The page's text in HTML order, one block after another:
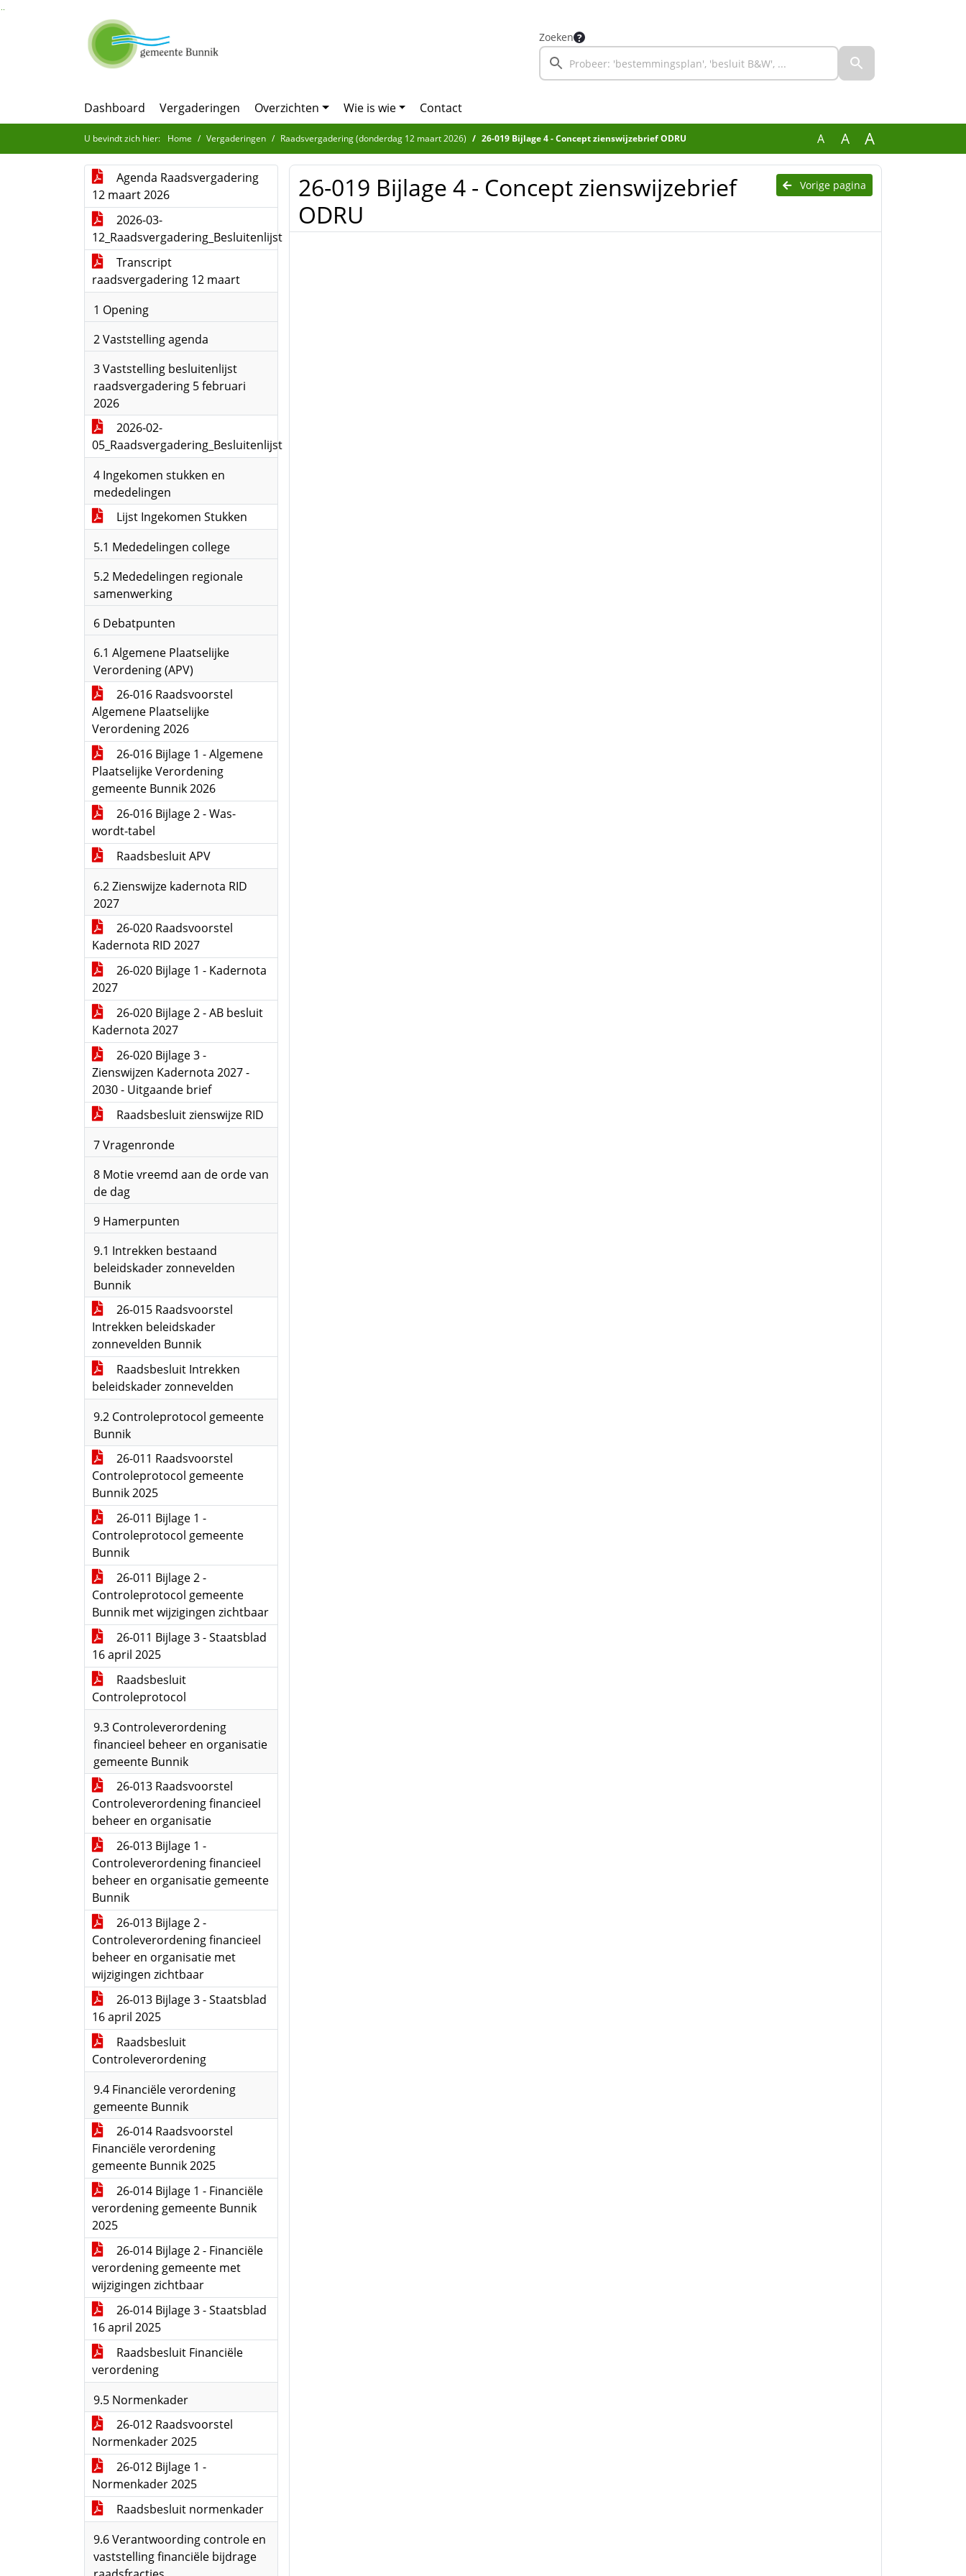
Ga naar de inhoud van deze pagina
Ga naar het zoeken
Ga naar het menu
Zoeken
Dashboard Vergaderingen Overzichten Wie is wie Contact
U bevindt zich hier: Home Vergaderingen Raadsvergadering (donderdag 12 maart 2026) 26-019 Bijlage 4 - Concept zienswijzebrief ODRU A A A
Agenda Raadsvergadering
12 maart 2026
2026-03-
12_Raadsvergadering_Besluitenlijst
Transcript
raadsvergadering 12 maart
1 Opening
2 Vaststelling agenda
3 Vaststelling besluitenlijst
raadsvergadering 5 februari
2026
2026-02-
05_Raadsvergadering_Besluitenlijst
4 Ingekomen stukken en
mededelingen
Lijst Ingekomen Stukken
5.1 Mededelingen college
5.2 Mededelingen regionale
samenwerking
6 Debatpunten
6.1 Algemene Plaatselijke
Verordening (APV)
26-016 Raadsvoorstel
Algemene Plaatselijke
Verordening 2026
26-016 Bijlage 1 - Algemene
Plaatselijke Verordening
gemeente Bunnik 2026
26-016 Bijlage 2 - Was-
wordt-tabel
Raadsbesluit APV
6.2 Zienswijze kadernota RID
2027
26-020 Raadsvoorstel
Kadernota RID 2027
26-020 Bijlage 1 - Kadernota
2027
26-020 Bijlage 2 - AB besluit
Kadernota 2027
26-020 Bijlage 3 -
Zienswijzen Kadernota 2027 -
2030 - Uitgaande brief
Raadsbesluit zienswijze RID
7 Vragenronde
8 Motie vreemd aan de orde van
de dag
9 Hamerpunten
9.1 Intrekken bestaand
beleidskader zonnevelden
Bunnik
26-015 Raadsvoorstel
Intrekken beleidskader
zonnevelden Bunnik
Raadsbesluit Intrekken
beleidskader zonnevelden
9.2 Controleprotocol gemeente
Bunnik
26-011 Raadsvoorstel
Controleprotocol gemeente
Bunnik 2025
26-011 Bijlage 1 -
Controleprotocol gemeente
Bunnik
26-011 Bijlage 2 -
Controleprotocol gemeente
Bunnik met wijzigingen zichtbaar
26-011 Bijlage 3 - Staatsblad
16 april 2025
Raadsbesluit
Controleprotocol
9.3 Controleverordening
financieel beheer en organisatie
gemeente Bunnik
26-013 Raadsvoorstel
Controleverordening financieel
beheer en organisatie
26-013 Bijlage 1 -
Controleverordening financieel
beheer en organisatie gemeente
Bunnik
26-013 Bijlage 2 -
Controleverordening financieel
beheer en organisatie met
wijzigingen zichtbaar
26-013 Bijlage 3 - Staatsblad
16 april 2025
Raadsbesluit
Controleverordening
9.4 Financiële verordening
gemeente Bunnik
26-014 Raadsvoorstel
Financiële verordening
gemeente Bunnik 2025
26-014 Bijlage 1 - Financiële
verordening gemeente Bunnik
2025
26-014 Bijlage 2 - Financiële
verordening gemeente met
wijzigingen zichtbaar
26-014 Bijlage 3 - Staatsblad
16 april 2025
Raadsbesluit Financiële
verordening
9.5 Normenkader
26-012 Raadsvoorstel
Normenkader 2025
26-012 Bijlage 1 -
Normenkader 2025
Raadsbesluit normenkader
9.6 Verantwoording controle en
vaststelling financiële bijdrage
Vorige pagina
26-019 Bijlage 4 - Concept zienswijzebrief
ODRU